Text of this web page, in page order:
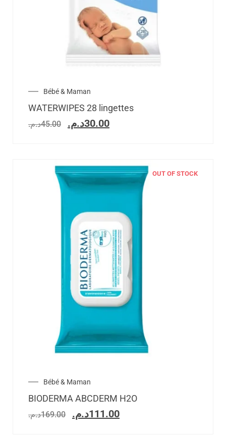
Bébé & Maman
WATERWIPES 28 lingettes
45.00د.م. 30.00د.م.
OUT OF STOCK
Bébé & Maman
BIODERMA ABCDERM H2O
169.00د.م. 111.00د.م.